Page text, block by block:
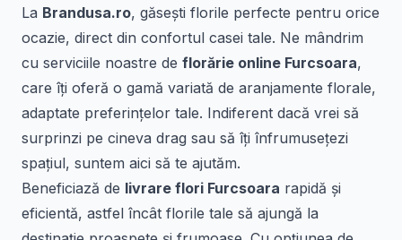
La Brandusa.ro, găsești florile perfecte pentru orice
ocazie, direct din confortul casei tale. Ne mândrim
cu serviciile noastre de florărie online Furcsoara,
care îți oferă o gamă variată de aranjamente florale,
adaptate preferințelor tale. Indiferent dacă vrei să
surprinzi pe cineva drag sau să îți înfrumusețezi
spațiul, suntem aici să te ajutăm.
Beneficiază de livrare flori Furcsoara rapidă și
eficientă, astfel încât florile tale să ajungă la